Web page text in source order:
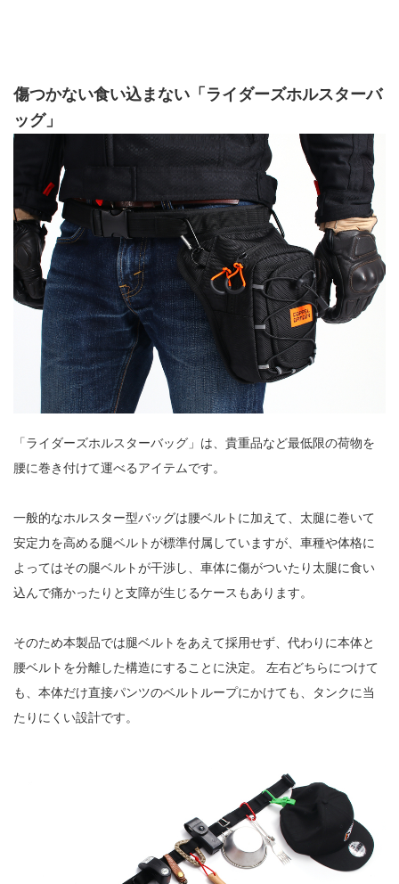
傷つかない食い込まない「ライダーズホルスターバ
ッグ」
「ライダーズホルスターバッグ」は、貴重品など最低限の荷物を
腰に巻き付けて運べるアイテムです。
一般的なホルスター型バッグは腰ベルトに加えて、太腿に巻いて
安定力を高める腿ベルトが標準付属していますが、車種や体格に
よってはその腿ベルトが干渉し、車体に傷がついたり太腿に食い
込んで痛かったりと支障が生じるケースもあります。
そのため本製品では腿ベルトをあえて採用せず、代わりに本体と
腰ベルトを分離した構造にすることに決定。 左右どちらにつけて
も、本体だけ直接パンツのベルトループにかけても、タンクに当
たりにくい設計です。